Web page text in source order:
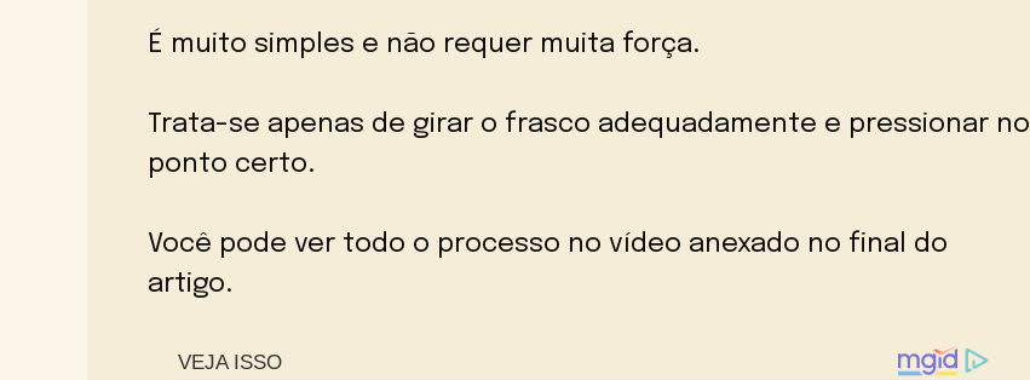
É muito simples e não requer muita força.
Trata-se apenas de girar o frasco adequadamente e pressionar no
ponto certo.
Você pode ver todo o processo no vídeo anexado no final do
artigo.